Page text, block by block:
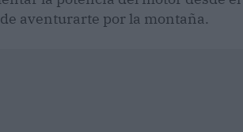
aventurarte por la montaña.